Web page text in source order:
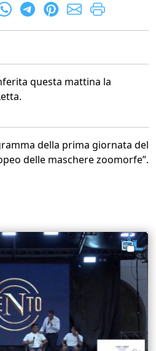
questa mattina la
della prima giornata del
delle maschere zoomorfe”.